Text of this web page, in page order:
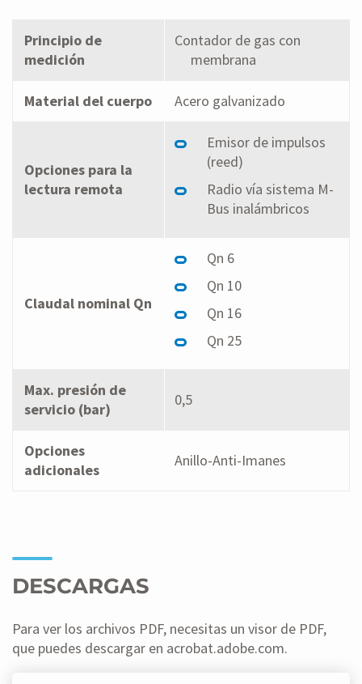
Principio de
medición
Contador de gas con
membrana
Material del cuerpo Acero galvanizado
Opciones para la
lectura remota
Emisor de impulsos
(reed)
Radio vía sistema M-
Bus inalámbricos
Claudal nominal Qn
Qn 6
Qn 10
Qn 16
Qn 25
Max. presión de
servicio (bar)
0,5
Opciones
adicionales
Anillo-Anti-Imanes
DESCARGAS
Para ver los archivos PDF, necesitas un visor de PDF,
que puedes descargar en acrobat.adobe.com.